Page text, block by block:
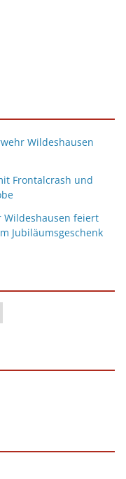
Wildeshausen
Frontalcrash und
Wildeshausen feiert
Jubiläumsgeschenk